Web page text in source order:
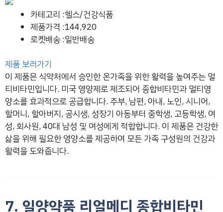
카테고리 :헬스/건강식품
제품가격 :144,920
로켓배송 :일반배송
제품 보러가기
이 제품은 식약처에서 승인한 온가족을 위한 활력을 높여주는 멀
티비타민입니다. 미국 영양제로 제조되어 종합비타민과 멀티영
양소를 효과적으로 공급합니다. 주부, 남편, 아내, 노인, 시니어,
할머니, 할아버지, 공시생, 성장기 아동부터 중학생, 고등학생, 여
성, 회사원, 40대 남성 및 여성에게 적합합니다. 이 제품은 건강한
삶을 위해 필요한 영양소를 제공하여 모든 가족 구성원의 건강과
활력을 도와줍니다.
7. 일양약품 리얼메디 종합비타민